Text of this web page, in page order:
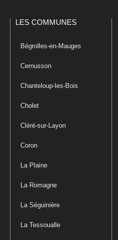
LES COMMUNES
Bégrolles-en-Mauges
Cernusson
Chanteloup-les-Bois
Cholet
Cléré-sur-Layon
Coron
La Plaine
La Romagne
La Séguinière
La Tessoualle